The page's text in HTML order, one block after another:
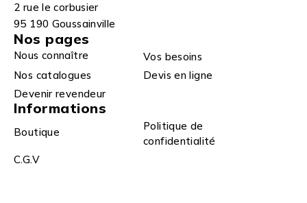
2 rue le corbusier
95 190 Goussainville
Nos pages
Nous connaître
Vos besoins
Nos catalogues
Devis en ligne
Devenir revendeur
Informations
Boutique
Politique de
confidentialité
C.G.V